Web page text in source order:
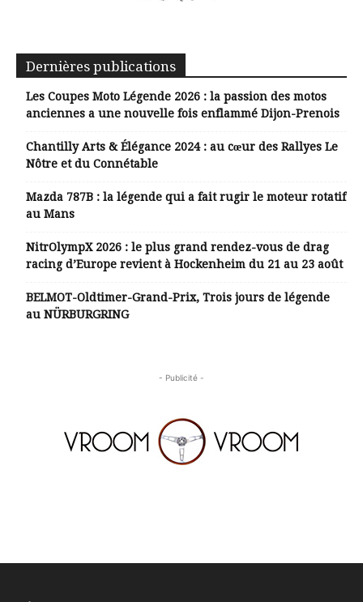
Dernières publications
Les Coupes Moto Légende 2026 : la passion des motos
anciennes a une nouvelle fois enflammé Dijon-Prenois
Chantilly Arts & Élégance 2024 : au cœur des Rallyes Le
Nôtre et du Connétable
Mazda 787B : la légende qui a fait rugir le moteur rotatif
au Mans
NitrOlympX 2026 : le plus grand rendez-vous de drag
racing d’Europe revient à Hockenheim du 21 au 23 août
BELMOT-Oldtimer-Grand-Prix, Trois jours de légende
au NÜRBURGRING
- Publicité -